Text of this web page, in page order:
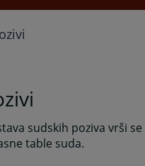
sudskih poziva vrši
table suda.